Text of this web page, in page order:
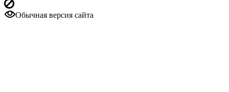
Обычная версия сайта